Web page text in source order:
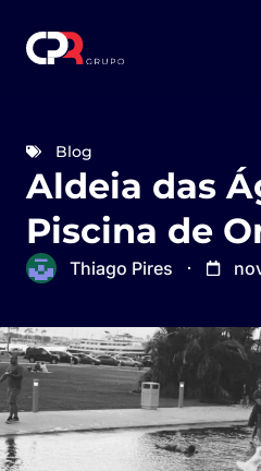
Blog
Aldeia das
Piscina de
Thiago Pires